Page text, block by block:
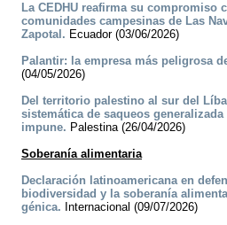
La CEDHU reafirma su compromiso
comunidades campesinas de Las
Zapotal. Ecuador (03/06/2026)
Palantir: la empresa más peligrosa
(04/05/2026)
Del territorio palestino al sur del
sistemática de saqueos
impune. Palestina (26/04/2026)
Soberanía alimentaria
Declaración latinoamericana en
biodiversidad y la soberanía
génica. Internacional (09/07/2026)